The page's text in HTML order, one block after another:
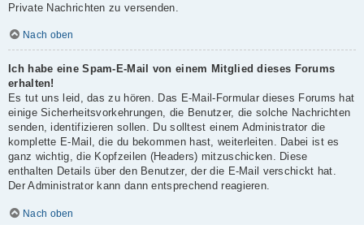
Private Nachrichten zu versenden.
Nach oben
Ich habe eine Spam-E-Mail von einem Mitglied dieses Forums
erhalten!
Es tut uns leid, das zu hören. Das E-Mail-Formular dieses Forums hat
einige Sicherheitsvorkehrungen, die Benutzer, die solche Nachrichten
senden, identifizieren sollen. Du solltest einem Administrator die
komplette E-Mail, die du bekommen hast, weiterleiten. Dabei ist es
ganz wichtig, die Kopfzeilen (Headers) mitzuschicken. Diese
enthalten Details über den Benutzer, der die E-Mail verschickt hat.
Der Administrator kann dann entsprechend reagieren.
Nach oben